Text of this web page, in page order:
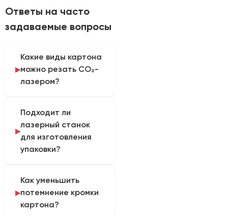
Ответы на часто
задаваемые вопросы
Какие виды картона
можно резать CO₂-
лазером?
для бумаги,
упаковочного,
дизайнерского и
гофрированного
окрашенных и
многослойных
материалов
Подходит ли
лазерный станок
для изготовления
упаковки?
подходит для раскроя
коробок, вкладышей,
макетов и упаковочных
Как уменьшить
потемнение кромки
картона?